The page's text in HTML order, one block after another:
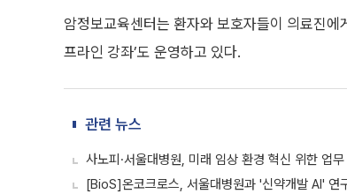
암정보교육센터는 환자와 보호자들이 의료진에
프라인 강좌’도 운영하고 있다.
관련 뉴스
사노피·서울대병원, 미래 임상 환경 혁신 위한 업
[BioS]온코크로스, 서울대병원과 '신약개발 AI' 연